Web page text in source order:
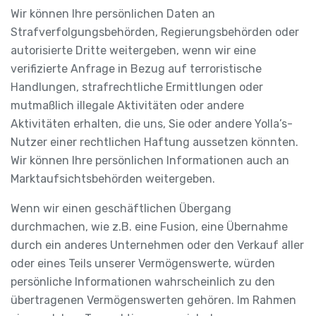
Wir können Ihre persönlichen Daten an
Strafverfolgungsbehörden, Regierungsbehörden oder
autorisierte Dritte weitergeben, wenn wir eine
verifizierte Anfrage in Bezug auf terroristische
Handlungen, strafrechtliche Ermittlungen oder
mutmaßlich illegale Aktivitäten oder andere
Aktivitäten erhalten, die uns, Sie oder andere Yolla’s-
Nutzer einer rechtlichen Haftung aussetzen könnten.
Wir können Ihre persönlichen Informationen auch an
Marktaufsichtsbehörden weitergeben.
Wenn wir einen geschäftlichen Übergang
durchmachen, wie z.B. eine Fusion, eine Übernahme
durch ein anderes Unternehmen oder den Verkauf aller
oder eines Teils unserer Vermögenswerte, würden
persönliche Informationen wahrscheinlich zu den
übertragenen Vermögenswerten gehören. Im Rahmen